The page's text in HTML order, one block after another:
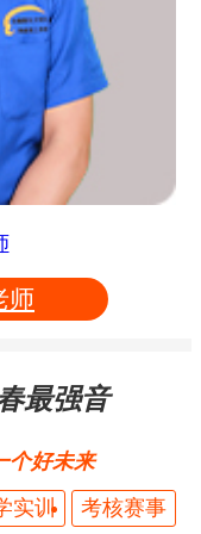
师
最强音
个好未来
实训 考核赛事